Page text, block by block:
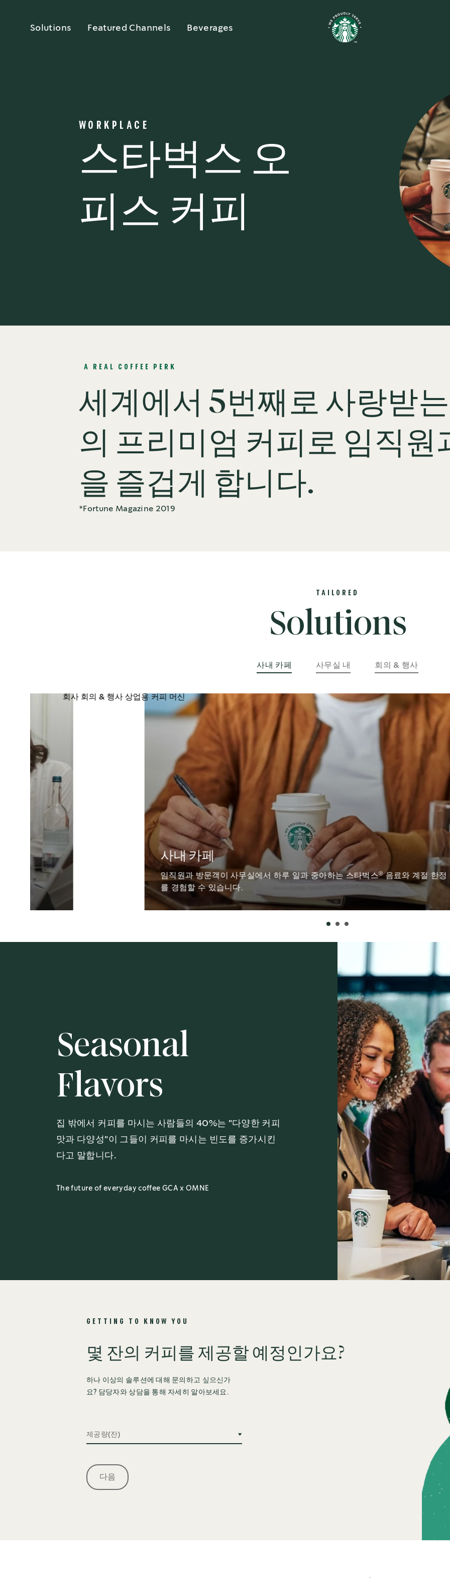
Solutions Featured Channels Beverages
WORKPLACE
스타벅스 오
피스 커피
A REAL COFFEE PERK
세계에서 5번째로 사랑받
의 프리미엄 커피로 임직원
을 즐겁게 합니다.
*Fortune Magazine 2019
TAILORED
Solutions
사내 카페 사무실 내 회의 & 행사
사내 카페
임직원과 방문객이 사무실에서 하루 일과 중아하는 스타벅스®음료와 계절 한정
를 경험할 수 있습니다.
Seasonal
Flavors
집 밖에서 커피를 마시는 사람들의 40%는 "다양한 커피
맛과 다양성"이 그들이 커피를 마시는 빈도를 증가시킨
다고 말합니다.
The future of everyday coffee GCA x OMNE
GETTING TO KNOW YOU
몇 잔의 커피를 제공할 예정인가요?
하나 이상의 솔루션에 대해 문의하고 싶으신가
요? 담당자와 상담을 통해 자세히 알아보세요.
제공량(잔)
다음